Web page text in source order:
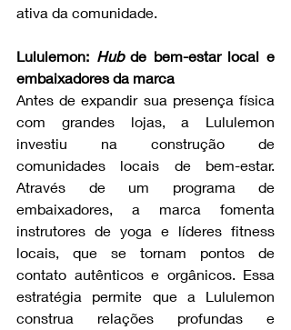
ativa da comunidade.
Lululemon: Hub de bem-estar local e
embaixadores da marca
Antes de expandir sua presença física
com grandes lojas, a Lululemon
investiu na construção de
comunidades locais de bem-estar.
Através de um programa de
embaixadores, a marca fomenta
instrutores de yoga e líderes fitness
locais, que se tornam pontos de
contato autênticos e orgânicos. Essa
estratégia permite que a Lululemon
construa relações profundas e